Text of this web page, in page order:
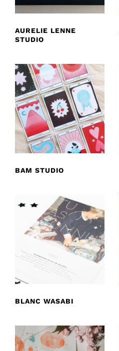
AURELIE LENNE
STUDIO
BAM STUDIO
BLANC WASABI